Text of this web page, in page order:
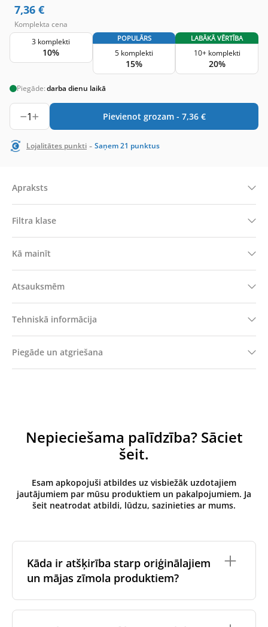
7,36 €
Komplekta cena
3 komplekti
10%
POPULĀRS
5 komplekti
15%
LABĀKĀ VĒRTĪBA
10+ komplekti
20%
Piegāde:darba dienu laikā
1 Pievienot grozam - 7,36 €
Lojalitātes punkti - Saņem21 punktus
Apraksts
Filtra klase
Kā mainīt
Atsauksmēm
Tehniskā informācija
Piegāde un atgriešana
Nepieciešama palīdzība? Sāciet
šeit.
Esam apkopojuši atbildes uz visbiežāk uzdotajiem
jautājumiem par mūsu produktiem un pakalpojumiem. Ja
šeit neatrodat atbildi, lūdzu, sazinieties ar mums.
Kāda ir atšķirība starp oriģinālajiem
un mājas zīmola produktiem?